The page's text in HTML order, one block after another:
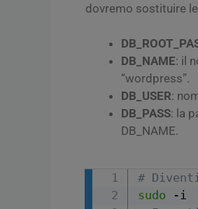
dovremo sostituire
DB_NAME: il
“wordpress”.
DB_USER:
DB_PASS: la
DB_NAME.
#
sudo